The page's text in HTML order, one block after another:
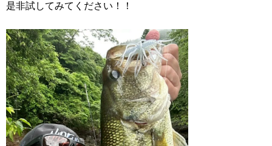
是非試してみてください！！